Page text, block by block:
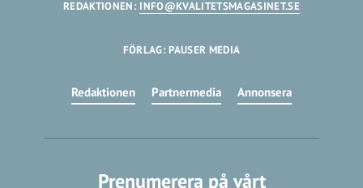
REDAKTIONEN: INFO@KVALITETSMAGASINET.SE
FÖRLAG: PAUSER MEDIA
Redaktionen Partnermedia Annonsera
Prenumerera på vårt